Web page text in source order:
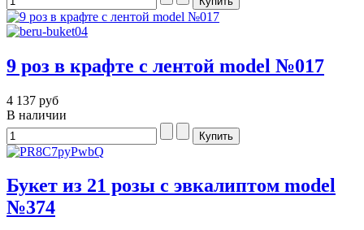
9 роз в крафте с лентой model №017
4 137 руб
В наличии
Букет из 21 розы с эвкалиптом model
№374